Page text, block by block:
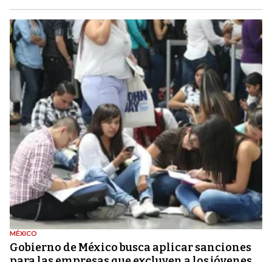
MÉXICO
Gobierno de México busca aplicar sanciones